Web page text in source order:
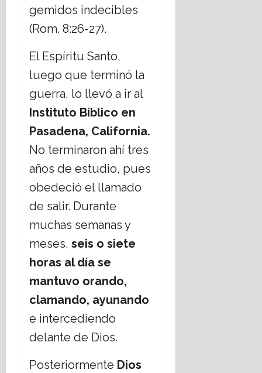
gemidos indecibles
(Rom. 8:26-27).
El Espíritu Santo,
luego que terminó la
guerra, lo llevó a ir al
Instituto Bíblico en
Pasadena, California.
No terminaron ahí tres
años de estudio, pues
obedeció el llamado
de salir. Durante
muchas semanas y
meses, seis o siete
horas al día se
mantuvo orando,
clamando, ayunando
e intercediendo
delante de Dios.
Posteriormente Dios